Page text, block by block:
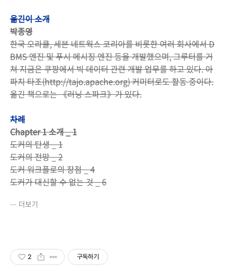
옮긴이 소개
박종영
한국 오라클, 세븐 네트웍스 코리아를 비롯한 여러 회사에서 D
BMS 엔진 및 푸시 메시징 엔진 등을 개발했으며, 그루터를 거
쳐 지금은 쿠팡에서 빅 데이터 관련 개발 업무를 하고 있다. 아
파치 타조(http://tajo.apache.org) 커미터로도 활동 중이다.
옮긴 책으로는 《러닝 스파크》가 있다.
차례
Chapter 1 소개 _ 1
도커의 탄생 _ 1
도커의 전망 _ 2
도커 워크플로의 장점 _ 4
도커가 대신할 수 없는 것 _ 6
더보기
2 구독하기